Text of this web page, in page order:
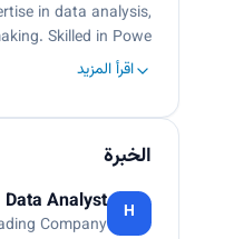
in data analysis,
Skilled in Powe…
اقرأ المزيد
الخبرة
H
Data Analyst
Company